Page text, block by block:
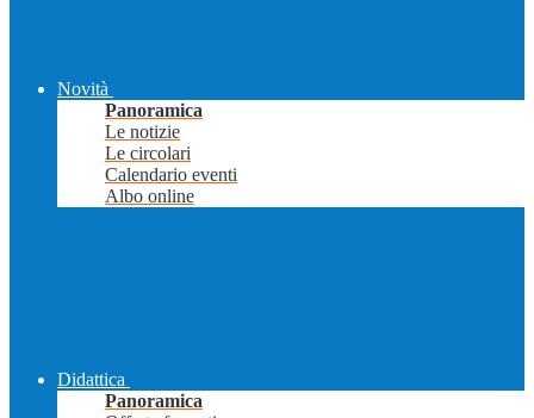
Novità
Panoramica
Le notizie
Le circolari
Calendario eventi
Albo online
Didattica
Panoramica